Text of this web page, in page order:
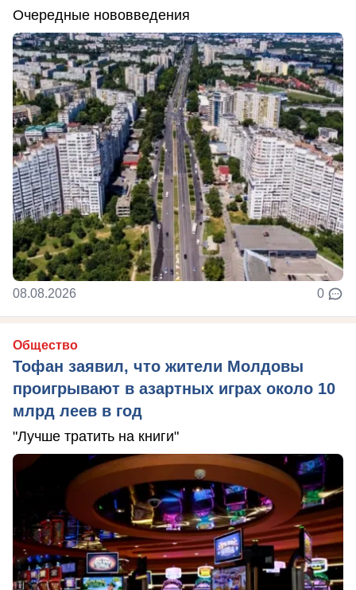
Очередные нововведения
08.08.2026 0
Общество
Тофан заявил, что жители Молдовы
проигрывают в азартных играх около 10
млрд леев в год
"Лучше тратить на книги"